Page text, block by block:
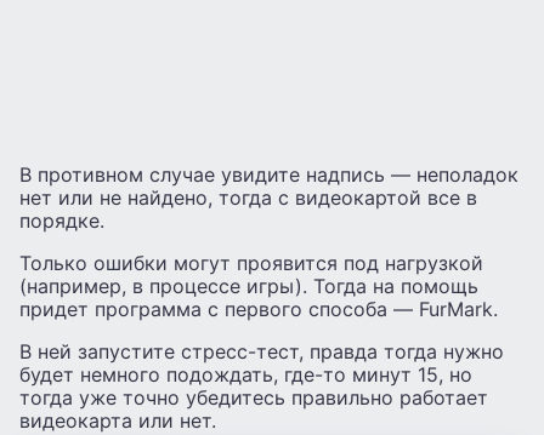
В противном случае увидите надпись — неполадок
нет или не найдено, тогда с видеокартой все в
порядке.
Только ошибки могут проявится под нагрузкой
(например, в процессе игры). Тогда на помощь
придет программа с первого способа — FurMark.
В ней запустите стресс-тест, правда тогда нужно
будет немного подождать, где-то минут 15, но
тогда уже точно убедитесь правильно работает
видеокарта или нет.